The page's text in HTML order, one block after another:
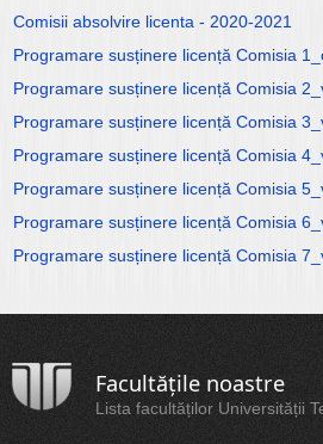
Comisii absolvire licenta - 2020-2021
Programare susținere licență Comisia
Programare susținere licență Comisia
Programare susținere licență Comisia
Programare susținere licență Comisia
Programare susținere licență Comisia
Programare susținere licență Comisia
Programare susținere licență Comisia
Facultățile noastre
Lista facultăților Universității